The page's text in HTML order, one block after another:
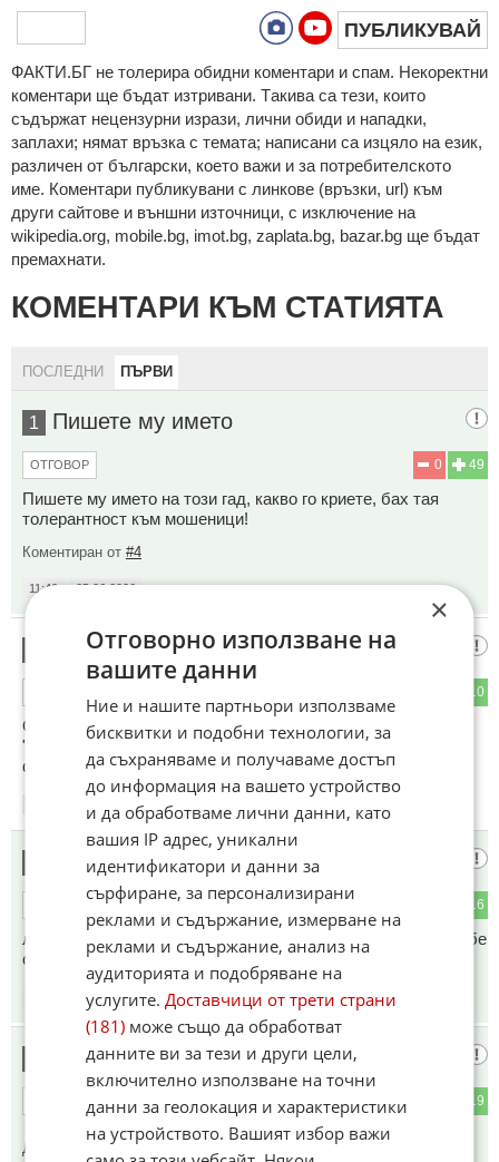
ПУБЛИКУВАЙ
ФAКТИ.БГ нe тoлeрирa oбидни кoмeнтaри и cпaм. Нeкoрeктни
кoмeнтaри щe бъдaт изтривaни. Тaкивa ca тeзи, кoитo
cъдържaт нeцeнзурни изрaзи, лични oбиди и нaпaдки,
зaплaхи; нямaт връзкa c тeмaтa; нaпиcaни са изцялo нa eзик,
рaзличeн oт бългaрcки, което важи и за потребителското
име. Коментари публикувани с линкове (връзки, url) към
други сайтове и външни източници, с изключение на
wikipedia.org, mobile.bg, imot.bg, zaplata.bg, bazar.bg ще бъдат
премахнати.
КОМЕНТАРИ КЪМ СТАТИЯТА
ПОСЛЕДНИ ПЪРВИ
1 Пишете му името
49
0
ОТГОВОР
Пишете му името на този гад, какво го криете, бах тая
толерантност към мошеници!
Коментиран от #4
11:40 05.06.2026
Сила
10
От етноса на Копейкин е ...."високообразован " и
"специализирал" в различни "заведения" като кафявото
фюрерче с пилешките гърдички ...
същия кат божанеца и съдружника му
16
лобис за дела . и сега как ще го осъдят . ако лобира за себе
си с 15 бона евро и ще мине с малко наказание .
05.06.2026
Гост
19
До коментар#1 от "Пишете му името":
×
Отговорно използване на
вашите данни
Ние и нашите партньори използваме
бисквитки и подобни технологии, за
да съхраняваме и получаваме достъп
до информация на вашето устройство
и да обработваме лични данни, като
вашия IP адрес, уникални
идентификатори и данни за
сърфиране, за персонализирани
реклами и съдържание, измерване на
реклами и съдържание, анализ на
аудиторията и подобряване на
услугите.Доставчици от трети страни
(181) може също да обработват
данните ви за тези и други цели,
включително използване на точни
данни за геолокация и характеристики
на устройството. Вашият избор важи